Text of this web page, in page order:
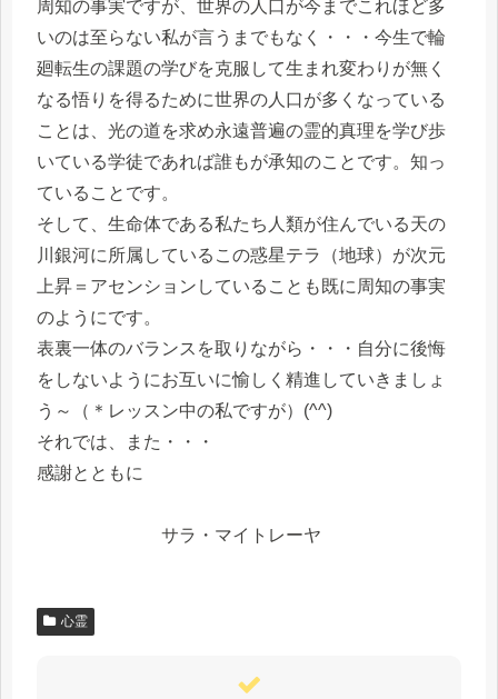
周知の事実ですが、世界の人口が今までこれほど多
いのは至らない私が言うまでもなく・・・今生で輪
廻転生の課題の学びを克服して生まれ変わりが無く
なる悟りを得るために世界の人口が多くなっている
ことは、光の道を求め永遠普遍の霊的真理を学び歩
いている学徒であれば誰もが承知のことです。知っ
ていることです。
そして、生命体である私たち人類が住んでいる天の
川銀河に所属しているこの惑星テラ（地球）が次元
上昇＝アセンションしていることも既に周知の事実
のようにです。
表裏一体のバランスを取りながら・・・自分に後悔
をしないようにお互いに愉しく精進していきましょ
う～（＊レッスン中の私ですが）(^^)
それでは、また・・・
感謝とともに
サラ・マイトレーヤ
心霊